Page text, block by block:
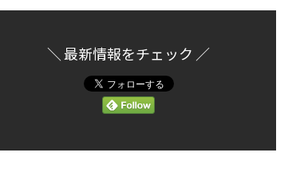
＼ 最新情報をチェック ／